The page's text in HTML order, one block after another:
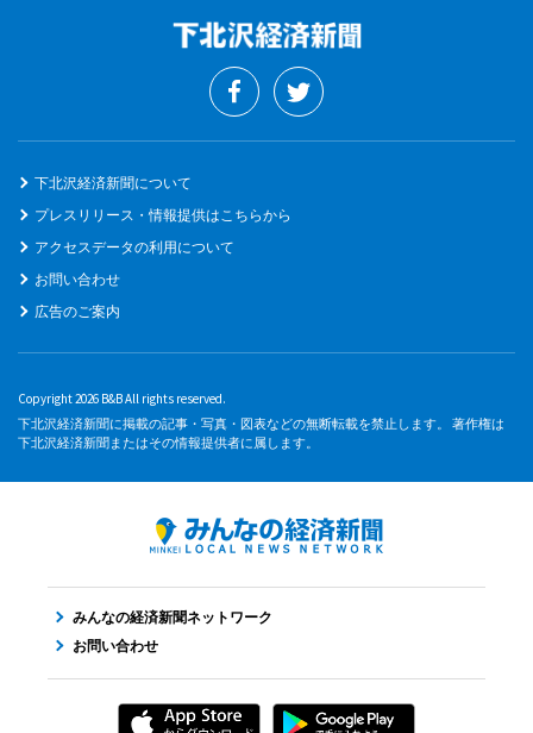
下北沢経済新聞について
プレスリリース・情報提供はこちらから
アクセスデータの利用について
お問い合わせ
広告のご案内
Copyright 2026 B&B All rights reserved.
下北沢経済新聞に掲載の記事・写真・図表などの無断転載を禁止します。 著作権は
下北沢経済新聞またはその情報提供者に属します。
みんなの経済新聞ネットワーク
お問い合わせ